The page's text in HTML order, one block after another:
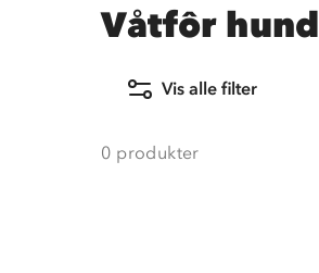
Våtfôr hund
Vis alle filter
0 produkter